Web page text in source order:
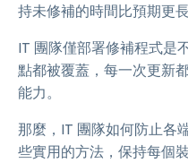
持未修補的時間比預期更長
IT 團隊僅部署修補程式是
點都被覆蓋，每一次更新
能力。
那麼，IT 團隊如何防止各
些實用的方法，保持每個